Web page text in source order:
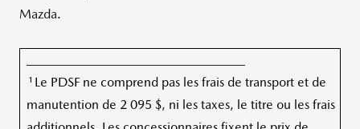
Mazda.
1Le PDSF ne comprend pas les frais de transport et de
manutention de 2 095 $, ni les taxes, le titre ou les frais